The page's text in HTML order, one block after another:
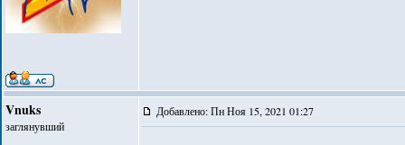
Vnuks
заглянувший
Добавлено: Пн Ноя 15, 2021 01:27